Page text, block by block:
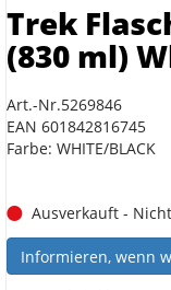
Trek
(830 ml)
Art.-Nr.5269846
EAN 601842816745
Farbe: WHITE/BLACK
Ausverkauft -
Informieren, wenn